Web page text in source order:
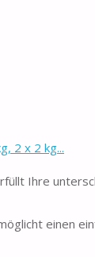
2 x 2 kg...
Ihre
einen